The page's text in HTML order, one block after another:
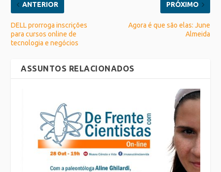
ANTERIOR
DELL prorroga inscrições
para cursos online de
tecnologia e negócios
PRÓXIMO
Agora é que são elas: June
Almeida
ASSUNTOS RELACIONADOS